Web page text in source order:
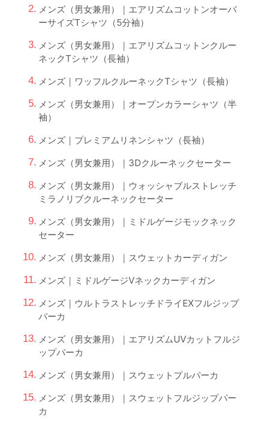
メンズ（男女兼用）｜エアリズムコットンオーバ
ーサイズTシャツ（5分袖）
メンズ（男女兼用）｜エアリズムコットンクルー
ネックTシャツ（長袖）
メンズ｜ワッフルクルーネックTシャツ（長袖）
メンズ（男女兼用）｜オープンカラーシャツ（半
袖）
メンズ｜プレミアムリネンシャツ（長袖）
メンズ（男女兼用）｜3Dクルーネックセーター
メンズ（男女兼用）｜ウォッシャブルストレッチ
ミラノリブクルーネックセーター
メンズ（男女兼用）｜ミドルゲージモックネック
セーター
メンズ（男女兼用）｜スウェットカーディガン
メンズ｜ミドルゲージVネックカーディガン
メンズ｜ウルトラストレッチドライEXフルジップ
パーカ
メンズ（男女兼用）｜エアリズムUVカットフルジ
ップパーカ
メンズ（男女兼用）｜スウェットプルパーカ
メンズ（男女兼用）｜スウェットフルジップパー
カ